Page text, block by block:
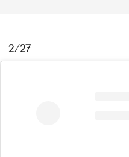
2/27